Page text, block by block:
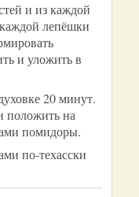
и из каждой
лепёшки
и уложить в
20 минут.
положить на
помидоры.
по-техасски